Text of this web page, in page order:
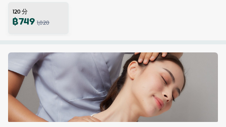
120分
฿7491,020